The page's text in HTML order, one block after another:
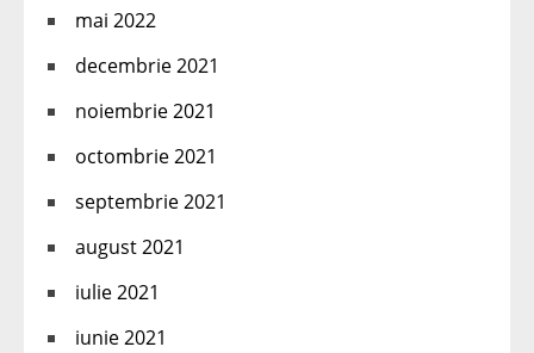
mai 2022
decembrie 2021
noiembrie 2021
octombrie 2021
septembrie 2021
august 2021
iulie 2021
iunie 2021